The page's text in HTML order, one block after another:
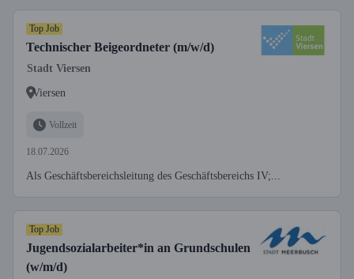
Top Job
Technischer Beigeordneter (m/w/d)
Stadt Viersen
Viersen
Vollzeit
18.07.2026
Als Geschäftsbereichsleitung des Geschäftsbereichs IV;...
Top Job
Jugendsozialarbeiter*in an Grundschulen
(w/m/d)